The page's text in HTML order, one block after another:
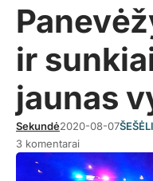
ir
jaunas
Sekundė2020-08-07
3 komentarai